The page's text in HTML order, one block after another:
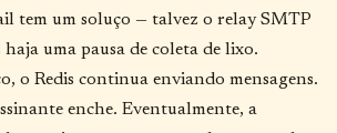
tem um soluço — talvez o relay SMTP
uma pausa de coleta de lixo.
o Redis continua enviando mensagens.
enche. Eventualmente, a